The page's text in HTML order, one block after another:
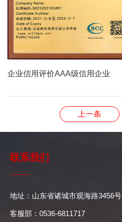
企业信用评价AAA级信用企业
上一条
联系我们
地址：山东省诸城市观海路3456号
客服部：0536-6811717